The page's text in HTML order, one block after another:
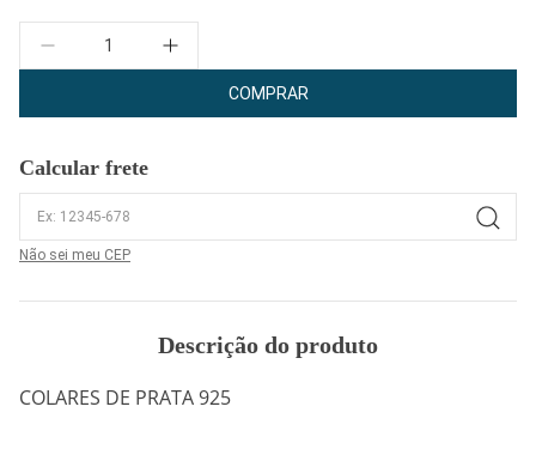
Quantidade
COMPRAR
Calcular frete
Não sei meu CEP
Descrição do produto
COLARES DE PRATA 925